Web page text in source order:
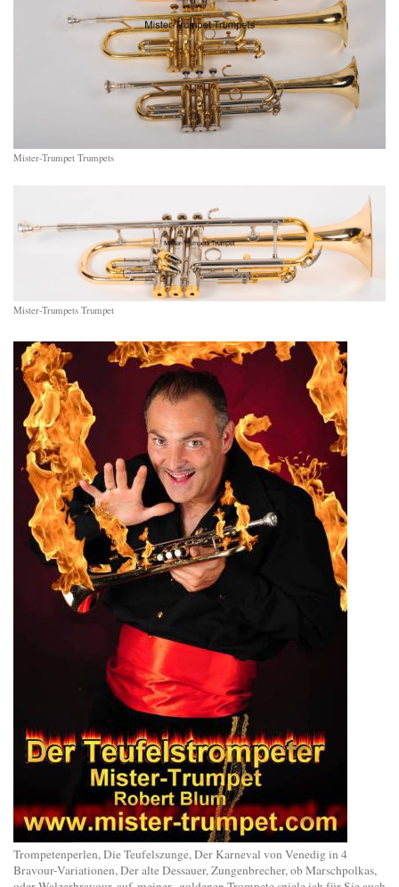
Mister-Trumpet Trumpets
Mister-Trumpets Trumpet
Trompetenperlen, Die Teufelszunge, Der Karneval von Venedig in 4
Bravour-Variationen, Der alte Dessauer, Zungenbrecher, ob Marschpolkas,